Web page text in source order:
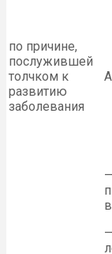
по причине,
послужившей
толчком к
развитию
заболевания